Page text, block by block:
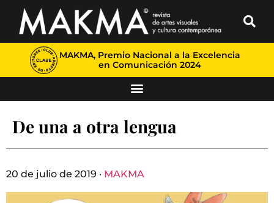
MAKMA, Premio Nacional a la Excelencia
en Comunicación 2024
De una a otra lengua
20 de julio de 2019 · MAKMA